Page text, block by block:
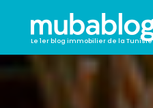
Le 1er blog immobilier de la Tunisie